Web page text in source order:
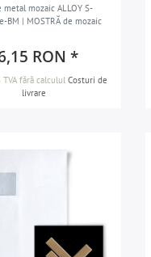
metal mozaic ALLOY S-
BM | MOSTRĂ de mozaic
RON *
fără calculul Costuri de
livrare